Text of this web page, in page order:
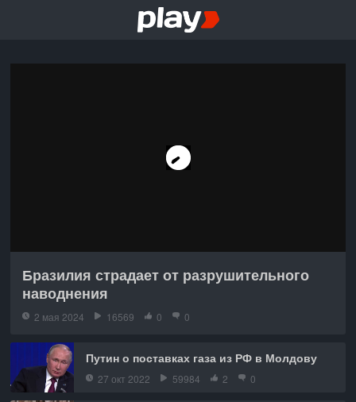
Бразилия страдает от разрушительного
наводнения
2 мая 2024 16569 0 0
Путин о поставках газа из РФ в Молдову
27 окт 2022 59984 2 0